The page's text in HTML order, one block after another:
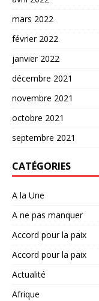
mars 2022
février 2022
janvier 2022
décembre 2021
novembre 2021
octobre 2021
septembre 2021
CATÉGORIES
A la Une
A ne pas manquer
Accord pour la paix
Accord pour la paix
Actualité
Afrique